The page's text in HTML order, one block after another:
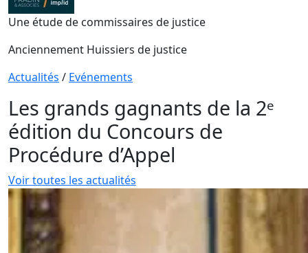
Une étude de commissaires de justice
Anciennement Huissiers de justice
Actualités / Evénements
Les grands gagnants de la 2ᵉ
édition du Concours de
Procédure d’Appel
Voir toutes les actualités